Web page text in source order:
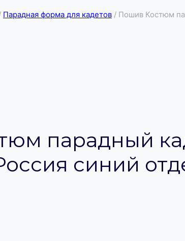
Парадная форма для кадетов / Пошив Костюм
парадный
синий